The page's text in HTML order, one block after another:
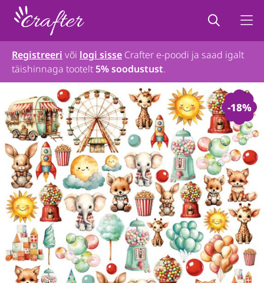
Registreeri või logi sisse Crafter e-poodi ja saad igalt
täishinnaga tootelt5% soodustust.
-18%